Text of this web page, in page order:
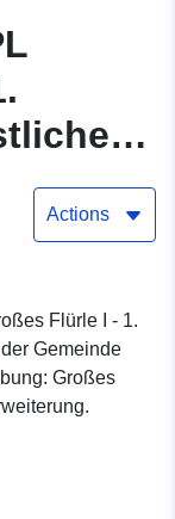
Actions
Flürle I - 1.
Gemeinde
Großes